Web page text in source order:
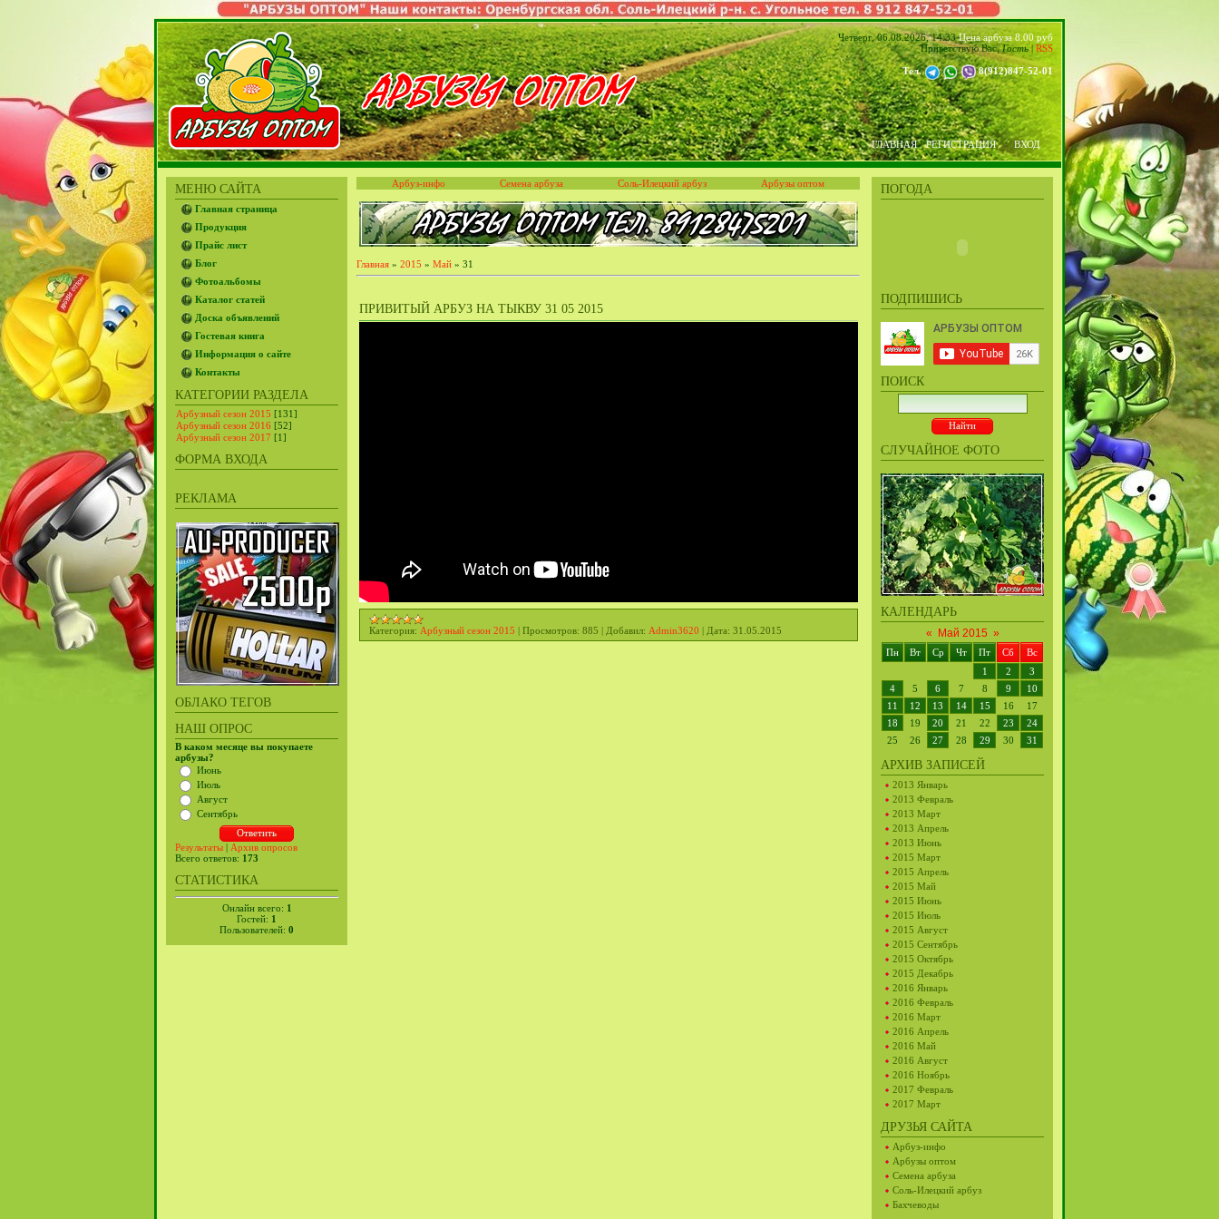
Четверг, 06.08.2026, 14:33Цена арбуза 8.00 руб
Приветствую Вас,Гость| RSS
Тел. 8(912)847-52-01
ГЛАВНАЯ РЕГИСТРАЦИЯ ВХОД
МЕНЮ САЙТА
Главная страница
Продукция
Прайс лист
Блог
Фотоальбомы
Каталог статей
Доска объявлений
Гостевая книга
Информация о сайте
Контакты
КАТЕГОРИИ РАЗДЕЛА
Арбузный сезон 2015 [131]
Арбузный сезон 2016 [52]
Арбузный сезон 2017 [1]
ФОРМА ВХОДА
РЕКЛАМА
ОБЛАКО ТЕГОВ
НАШ ОПРОС
В каком месяце вы покупаете
арбузы?
Июнь
Июль
Август
Сентябрь
Результаты | Архив опросов
Всего ответов: 173
СТАТИСТИКА
Онлайн всего: 1
Гостей: 1
Пользователей: 0
ПОГОДА
ПОДПИШИСЬ
ПОИСК
СЛУЧАЙНОЕ ФОТО
КАЛЕНДАРЬ
« Май 2015 »
Пн Вт Ср Чт Пт Сб
Вс
1
2
3
4
5 6 7 8 9
10
11
12 13 14 15 16
17
18
19 20 21 22 23
24
25
26 27 28 29 30 31
АРХИВ ЗАПИСЕЙ
2013 Январь
2013 Февраль
2013 Март
2013 Апрель
2013 Июнь
2015 Март
2015 Апрель
2015 Май
2015 Июнь
2015 Июль
2015 Август
2015 Сентябрь
2015 Октябрь
2015 Декабрь
2016 Январь
2016 Февраль
2016 Март
2016 Апрель
2016 Май
2016 Август
2016 Ноябрь
2017 Февраль
2017 Март
ДРУЗЬЯ САЙТА
Арбуз-инфо
Арбузы оптом
Семена арбуза
Соль-Илецкий арбуз
Бахчеводы
Арбуз-инфо Семена арбуза Соль-Илецкий арбуз Арбузы оптом
Главная » 2015 » Май » 31
ПРИВИТЫЙ АРБУЗ НА ТЫКВУ 31 05 2015
Категория: Арбузный сезон 2015 | Просмотров: 885 | Добавил: Admin3620 | Дата: 31.05.2015